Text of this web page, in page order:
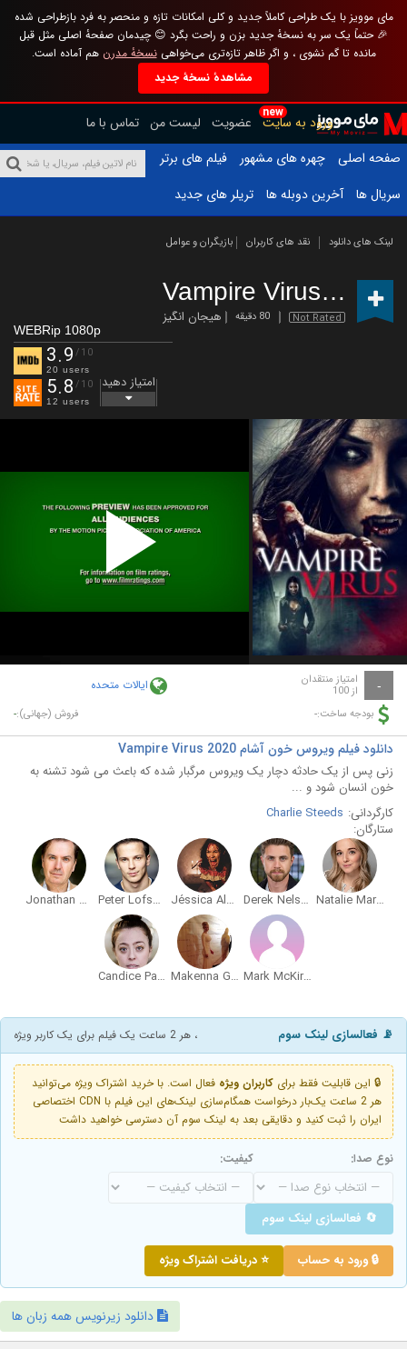
مای موویز با یک طراحی کاملاً جدید و کلی امکانات تازه و منحصر به فرد بازطراحی شده
🎉 حتماً یک سر به نسخهٔ جدید بزن و راحت بگرد 😊 چیدمان صفحهٔ اصلی مثل قبل
مانده تا گم نشوی ، و اگر ظاهر تازه‌تری می‌خواهینسخهٔ مدرن هم آماده است.
مشاهدهٔ نسخهٔ جدید
new
ورود به سایت عضویت لیست من تماس با ما
صفحه اصلی
چهره های مشهور
فیلم های برتر
سریال ها
آخرین دوبله ها تریلر های جدید
لینک های دانلود نقد های کاربران بازیگران و عوامل
Vampire Virus(2020)
Not Rated 80 دقیقه هیجان انگیز
WEBRip 1080p
3.9 /10
20 users
5.8 /10
12 users
امتیاز دهید
Play
Video
- امتیاز منتقدان
از 100 ایالات متحده
بودجه ساخت:- فروش (جهانی):-
دانلود فیلم ویروس خون آشام Vampire Virus 2020
زنی پس از یک حادثه دچار یک ویروس مرگبار شده که باعث می شود تشنه به
خون انسان شود و ...
کارگردانی: Charlie Steeds
ستارگان:
Natalie Martins
Derek Nelson
Jéssica Alonso
Peter Lofsgard
Jonathan Hansler
Mark McKirdy
Makenna Guyler
Candice Palladino
📡 فعالسازی لینک سوم ، هر 2 ساعت یک فیلم برای یک کاربر ویژه
🔒 این قابلیت فقط برای کاربران ویژه فعال است. با خرید اشتراک ویژه می‌توانید
هر 2 ساعت یک‌بار درخواست همگام‌سازی لینک‌های این فیلم با CDN اختصاصی
ایران را ثبت کنید و دقایقی بعد به لینک سوم آن دسترسی خواهید داشت
نوع صدا: کیفیت:
🔄 فعالسازی لینک سوم
🔒 ورود به حساب ⭐ دریافت اشتراک ویژه
دانلود زیرنویس همه زبان ها